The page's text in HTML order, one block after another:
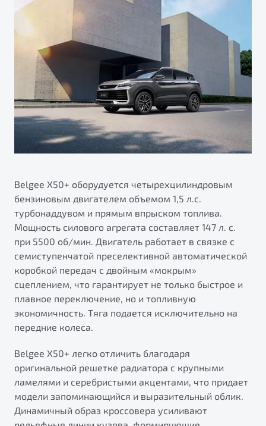
В наличии
Belgee X50+ оборудуется четырехцилиндровым
бензиновым двигателем объемом 1,5 л.с.
турбонаддувом и прямым впрыском топлива.
Мощность силового агрегата составляет 147 л. с.
при 5500 об/мин. Двигатель работает в связке с
семиступенчатой преселективной автоматической
коробкой передач с двойным «мокрым»
сцеплением, что гарантирует не только быстрое и
плавное переключение, но и топливную
экономичность. Тяга подается исключительно на
передние колеса.
Belgee X50+ легко отличить благодаря
оригинальной решетке радиатора с крупными
ламелями и серебристыми акцентами, что придает
модели запоминающийся и выразительный облик.
Динамичный образ кроссовера усиливают